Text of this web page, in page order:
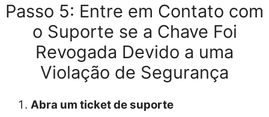
Passo 5: Entre em Contato com
o Suporte se a Chave Foi
Revogada Devido a uma
Violação de Segurança
Abra um ticket de suporte